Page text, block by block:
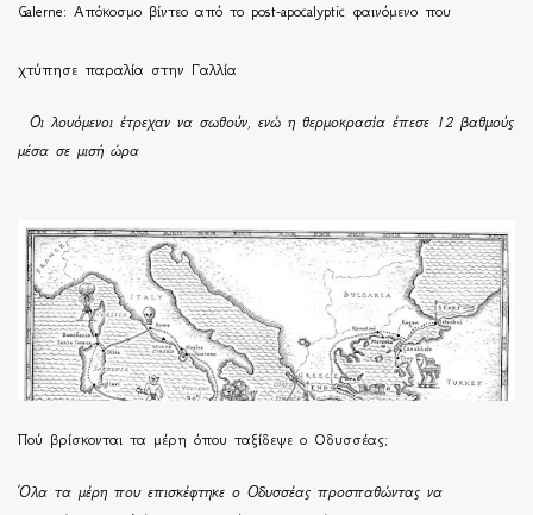
Galerne: Απόκοσμο βίντεο από το post-apocalyptic φαινόμενο που
χτύπησε παραλία στην Γαλλία
Οι λουόμενοι έτρεχαν να σωθούν, ενώ η θερμοκρασία έπεσε 12 βαθμούς
μέσα σε μισή ώρα
Πού βρίσκονται τα μέρη όπου ταξίδεψε ο Οδυσσέας;
Όλα τα μέρη που επισκέφτηκε ο Οδυσσέας προσπαθώντας να